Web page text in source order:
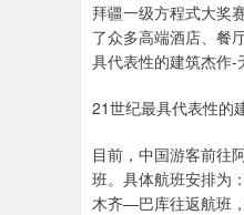
拜疆一级方程式大奖
了众多高端酒店、餐
具代表性的建筑杰作-
21世纪最具代表性的
目前，中国游客前往
班。具体航班安排为
木齐—巴库往返航班